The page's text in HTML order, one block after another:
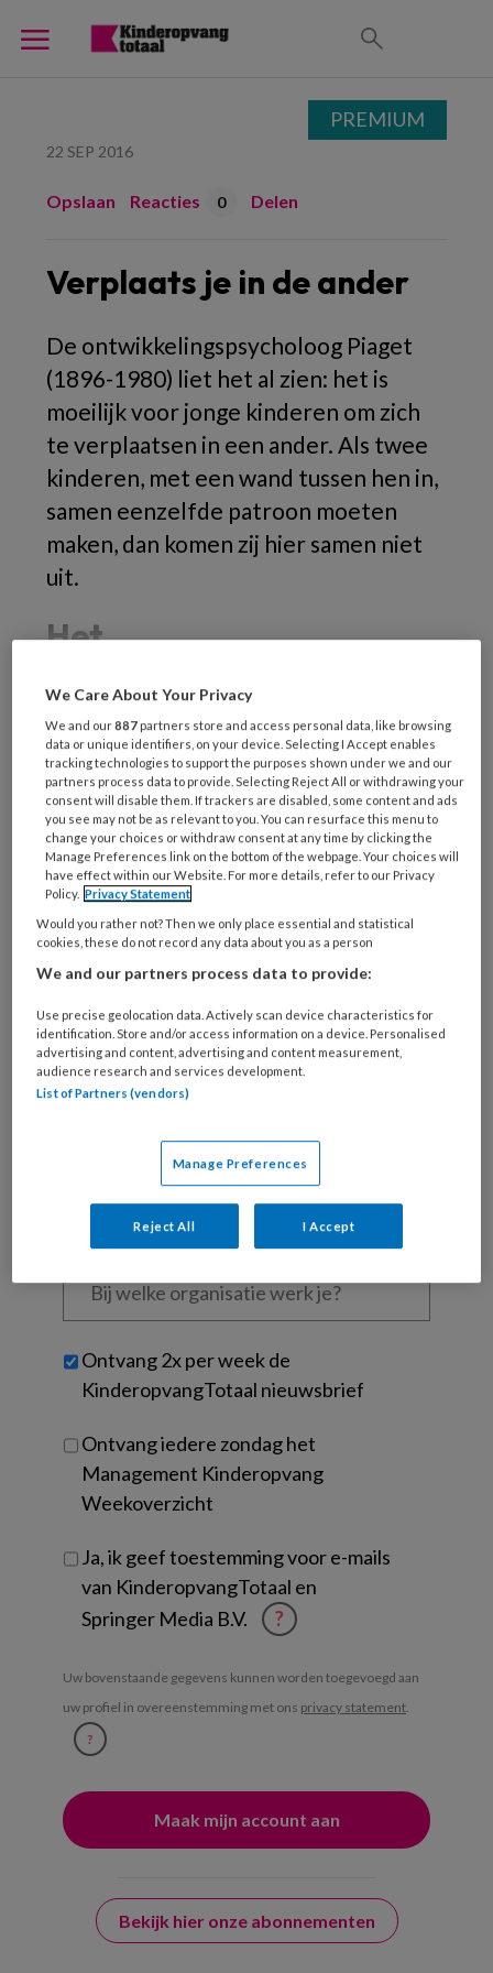
22 SEP 2016
Opslaan Reacties 0 Delen
Verplaats je in de ander
De ontwikkelingspsycholoog Piaget
(1896-1980) liet het al zien: het is
moeilijk voor jonge kinderen om zich
te verplaatsen in een ander. Als twee
kinderen, met een wand tussen hen in,
samen eenzelfde patroon moeten
maken, dan komen zij hier samen niet
uit.
Het
REGISTREREN
Wil je dit artikel lezen?
Maak gratis een account aan en lees 2
artikelen gratis per maand
Al een account of abonnement?Log dan in
is
je
e-
mailadres?
Kies
wachtwoord* *
*
welke
je?
Untitled
Ontvang 2x per week de
KinderopvangTotaal nieuwsbrief
Ontvang iedere zondag het
Management Kinderopvang
Weekoverzicht
Ja, ik geef toestemming voor e-mails
van KinderopvangTotaal en
Springer Media B.V.
?
Uw bovenstaande gegevens kunnen worden toegevoegd aan
uw profiel in overeenstemming met ons privacy statement.
?
Bekijk hier onze abonnementen
PREMIUM
We Care About Your Privacy
We and our887 partners store and access personal data, like browsing
data or unique identifiers, on your device. Selecting I Accept enables
tracking technologies to support the purposes shown under we and our
partners process data to provide. Selecting Reject All or withdrawing your
consent will disable them. If trackers are disabled, some content and ads
you see may not be as relevant to you. You can resurface this menu to
change your choices or withdraw consent at any time by clicking the
Manage Preferences link on the bottom of the webpage. Your choices will
have effect within our Website. For more details, refer to our Privacy
Policy. Privacy Statement
Would you rather not? Then we only place essential and statistical
cookies, these do not record any data about you as a person
We and our partners process data to provide:
Use precise geolocation data. Actively scan device characteristics for
identification. Store and/or access information on a device. Personalised
advertising and content, advertising and content measurement,
audience research and services development.
List of Partners (vendors)
Manage Preferences
Reject All I Accept